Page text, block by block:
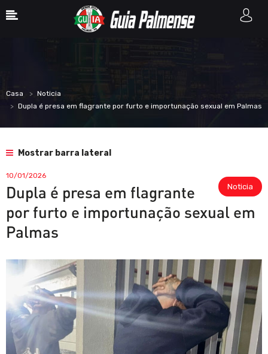
Casa
Noticia
Dupla é presa em flagrante por furto e importunação sexual em Palmas
Mostrar barra lateral
Noticia
10/01/2026
Dupla é presa em flagrante
por furto e importunação sexual em
Palmas